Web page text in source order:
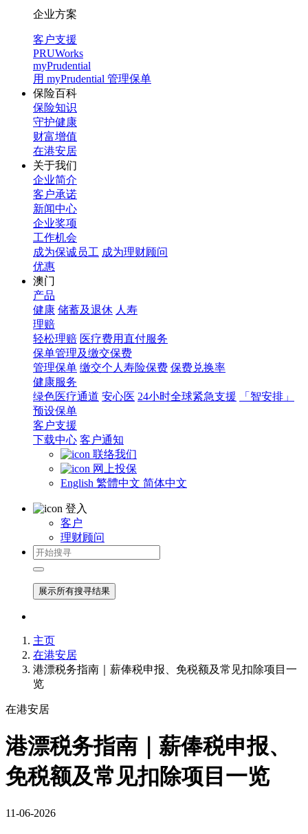
企业方案
客户支援
PRUWorks
myPrudential
用 myPrudential 管理保单
保险百科
保险知识
守护健康
财富增值
在港安居
关于我们
企业简介
客户承诺
新闻中心
企业奖项
工作机会
成为保诚员工 成为理财顾问
优惠
澳门
产品
健康 储蓄及退休 人寿
理赔
轻松理赔 医疗费用直付服务
保单管理及缴交保费
管理保单 缴交个人寿险保费 保费兑换率
健康服务
绿色医疗通道 安心医 24小时全球紧急支援
「智安排」
预设保单
客户支援
下载中心 客户通知
联络我们
网上投保
English 繁體中文 简体中文
登入
客户
理财顾问
展示所有搜寻结果
主页
在港安居
港漂税务指南｜薪俸税申报、免税额及常见扣除项目一
览
在港安居
港漂税务指南｜薪俸税申报、
免税额及常见扣除项目一览
11-06-2026